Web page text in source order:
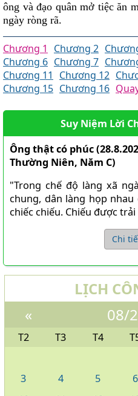
ông và đạo quân mở tiệc ăn
ngày ròng rã.
Chương 1 Chương 2
Chương 6 Chương 7
Chương 11
Chương 12
Chương 15 Chương 16
Suy Niệm Lời
Ông thật có phúc
Thường Niên, Năm C)
"Trong chế độ làng xã
chung, dân làng họp
chiếc chiếu. Chiếu được
Chi
LỊCH
«
08/
T2 T3 T4
3
4 5 6